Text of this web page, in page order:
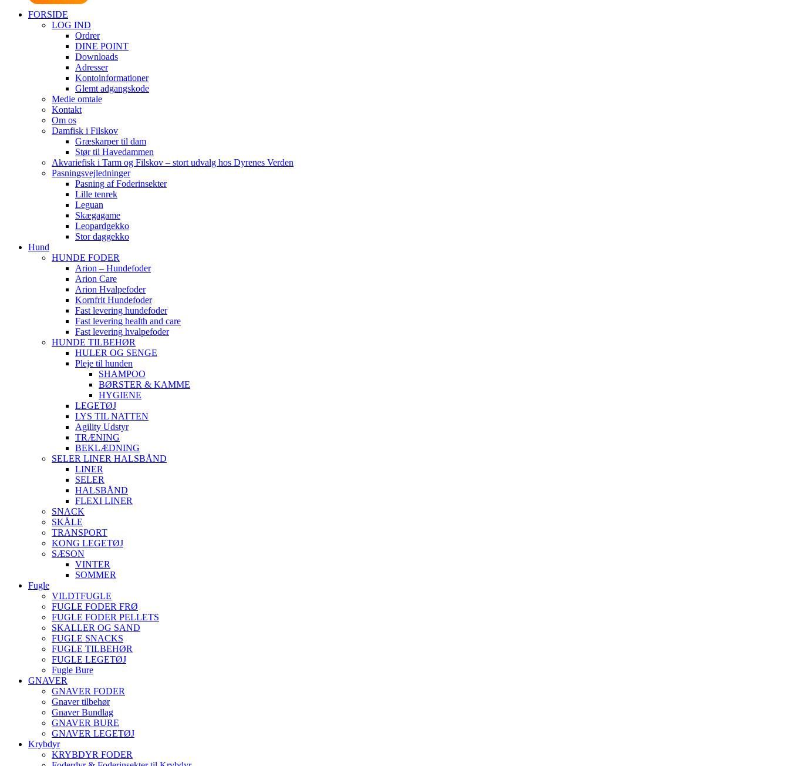
FORSIDE
LOG IND
Ordrer
DINE POINT
Downloads
Adresser
Kontoinformationer
Glemt adgangskode
Medie omtale
Kontakt
Om os
Damfisk i Filskov
Græskarper til dam
Stør til Havedammen
Akvariefisk i Tarm og Filskov – stort udvalg hos Dyrenes Verden
Pasningsvejledninger
Pasning af Foderinsekter
Lille tenrek
Leguan
Skægagame
Leopardgekko
Stor daggekko
Hund
HUNDE FODER
Arion – Hundefoder
Arion Care
Arion Hvalpefoder
Kornfrit Hundefoder
Fast levering hundefoder
Fast levering health and care
Fast levering hvalpefoder
HUNDE TILBEHØR
HULER OG SENGE
Pleje til hunden
SHAMPOO
BØRSTER & KAMME
HYGIENE
LEGETØJ
LYS TIL NATTEN
Agility Udstyr
TRÆNING
BEKLÆDNING
SELER LINER HALSBÅND
LINER
SELER
HALSBÅND
FLEXI LINER
SNACK
SKÅLE
TRANSPORT
KONG LEGETØJ
SÆSON
VINTER
SOMMER
Fugle
VILDTFUGLE
FUGLE FODER FRØ
FUGLE FODER PELLETS
SKALLER OG SAND
FUGLE SNACKS
FUGLE TILBEHØR
FUGLE LEGETØJ
Fugle Bure
GNAVER
GNAVER FODER
Gnaver tilbehør
Gnaver Bundlag
GNAVER BURE
GNAVER LEGETØJ
Krybdyr
KRYBDYR FODER